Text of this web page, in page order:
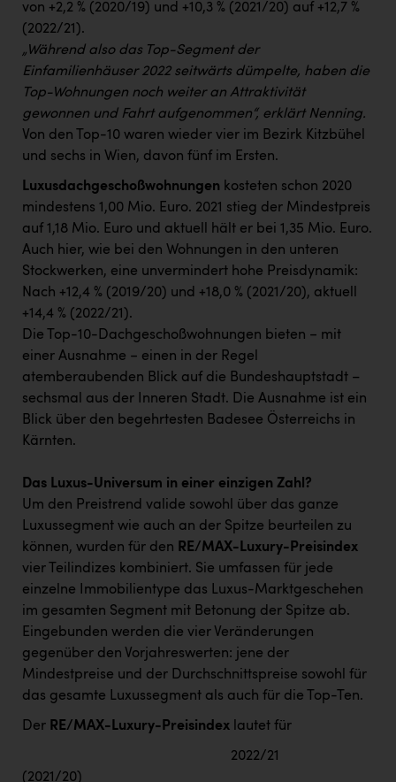
von +2,2 % (2020/19) und +10,3 % (2021/20) auf +12,7 %
(2022/21).
„Während also das Top-Segment der
Einfamilienhäuser 2022 seitwärts dümpelte, haben die
Top-Wohnungen noch weiter an Attraktivität
gewonnen und Fahrt aufgenommen“, erklärt Nenning.
Von den Top-10 waren wieder vier im Bezirk Kitzbühel
und sechs in Wien, davon fünf im Ersten.
Luxusdachgeschoßwohnungen kosteten schon 2020
mindestens 1,00 Mio. Euro. 2021 stieg der Mindestpreis
auf 1,18 Mio. Euro und aktuell hält er bei 1,35 Mio. Euro.
Auch hier, wie bei den Wohnungen in den unteren
Stockwerken, eine unvermindert hohe Preisdynamik:
Nach +12,4 % (2019/20) und +18,0 % (2021/20), aktuell
+14,4 % (2022/21).
Die Top-10-Dachgeschoßwohnungen bieten − mit
einer Ausnahme − einen in der Regel
atemberaubenden Blick auf die Bundeshauptstadt –
sechsmal aus der Inneren Stadt. Die Ausnahme ist ein
Blick über den begehrtesten Badesee Österreichs in
Kärnten.
Das Luxus-Universum in einer einzigen Zahl?
Um den Preistrend valide sowohl über das ganze
Luxussegment wie auch an der Spitze beurteilen zu
können, wurden für den RE/MAX-Luxury-Preisindex
vier Teilindizes kombiniert. Sie umfassen für jede
einzelne Immobilientype das Luxus-Marktgeschehen
im gesamten Segment mit Betonung der Spitze ab.
Eingebunden werden die vier Veränderungen
gegenüber den Vorjahreswerten: jene der
Mindestpreise und der Durchschnittspreise sowohl für
das gesamte Luxussegment als auch für die Top-Ten.
Der RE/MAX-Luxury-Preisindex lautet für
2022/21
(2021/20)